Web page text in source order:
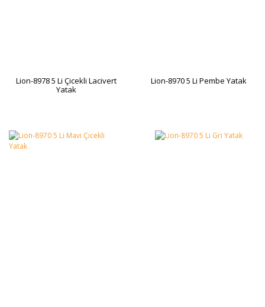
Lion-8978 5 Li Çicekli Lacivert
Yatak
Lion-8970 5 Li Pembe Yatak